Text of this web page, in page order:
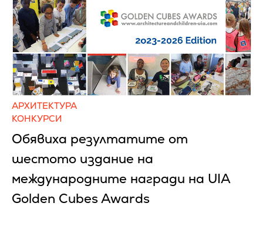
АРХИТЕКТУРА
КОНКУРСИ
Обявиха резултатите от
шестото издание на
международните награди на UIA
Golden Cubes Awards